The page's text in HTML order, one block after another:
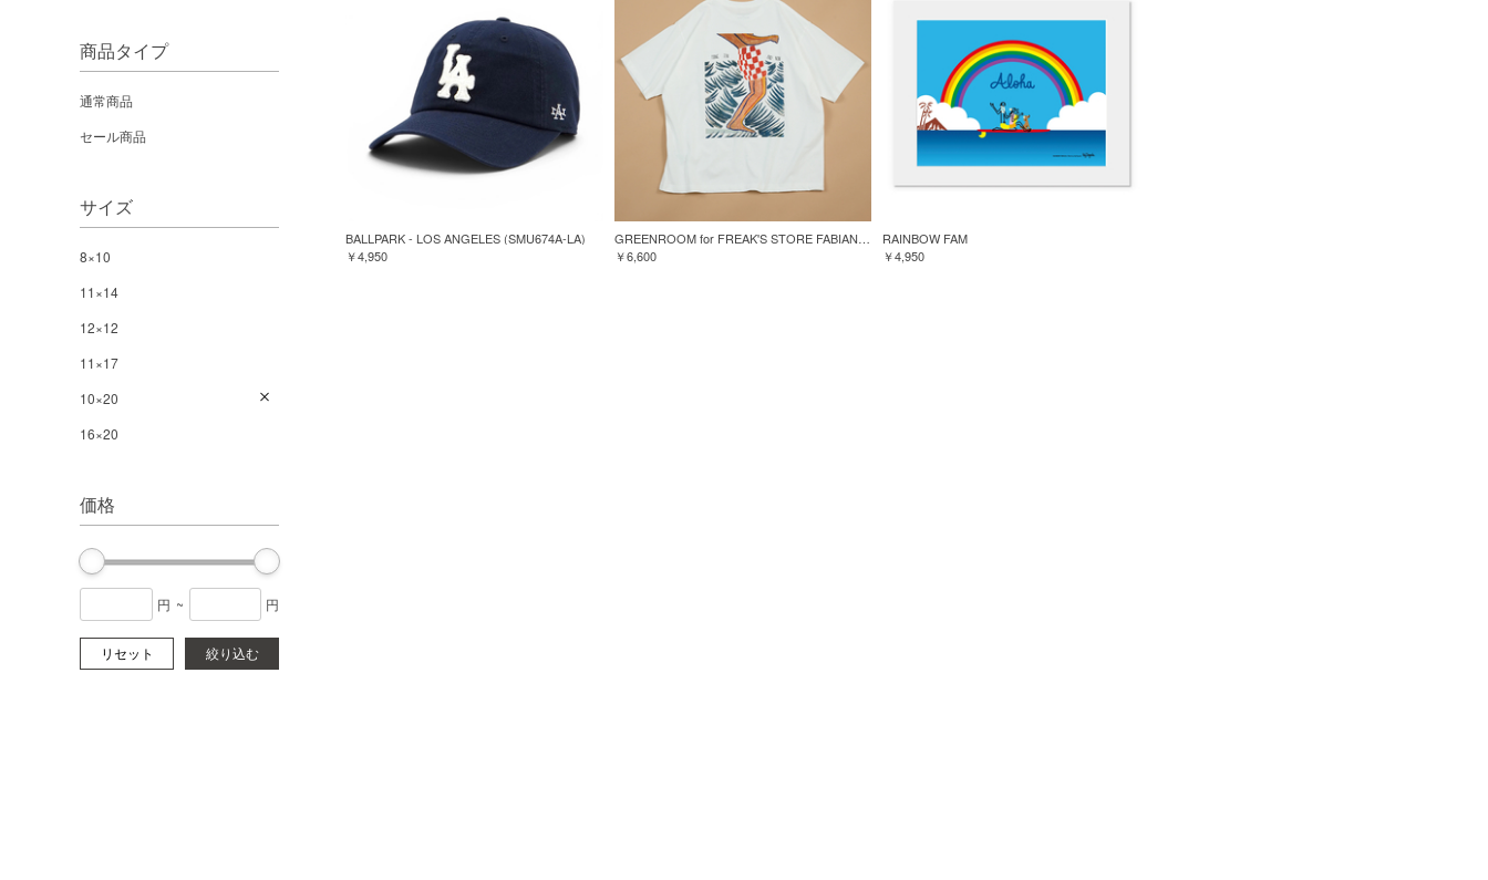
商品タイプ
通常商品
セール商品
サイズ
8×10
11×14
12×12
11×17
10×20
16×20
価格
円 ~ 円
リセット 絞り込む
BALLPARK - LOS ANGELES (SMU674A-LA)
￥4,950
GREENROOM for FREAK'S STORE FABIAN LAVATER S/S TEE
￥6,600
RAINBOW FAM
￥4,950